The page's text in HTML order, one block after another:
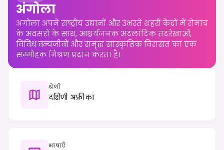
अंगोला
अंगोला अपने राष्ट्रीय उद्यानों और उभरते शहरी केंद्रों में रोमांच
के अवसरों के साथ, आश्चर्यजनक अटलांटिक तटरेखाओं,
विविध वन्यजीवों और समृद्ध सांस्कृतिक विरासत का एक
सम्मोहक मिश्रण प्रदान करता है।
श्रेणी
दक्षिणी अफ्रीका
भाषाएँ